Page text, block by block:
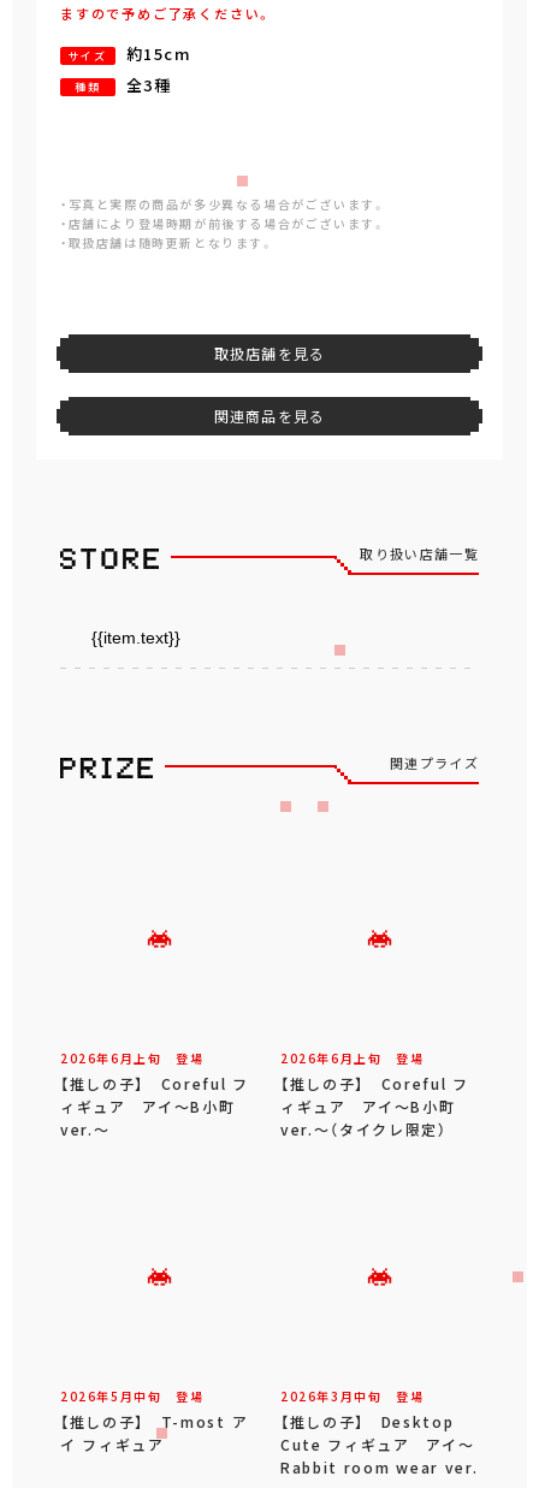
ますので予めご了承ください。
サイズ 約15cm
種類 全3種
・写真と実際の商品が多少異なる場合がございます。
・店舗により登場時期が前後する場合がございます。
・取扱店舗は随時更新となります。
取扱店舗を見る
関連商品を見る
取り扱い店舗一覧
{{item.text}}
関連プライズ
2026年6 月 上旬 登場
【推しの子】 Coreful フ
ィギュア アイ～B小町
ver.～
2026年6 月 上旬 登場
【推しの子】 Coreful フ
ィギュア アイ～B小町
ver.～（タイクレ限定）
2026年5 月中旬 登場
【推しの子】 T-most ア
イ フィギュア
2026年3 月中旬 登場
【推しの子】 Desktop
Cute フィギュア アイ～
Rabbit room wear ver.